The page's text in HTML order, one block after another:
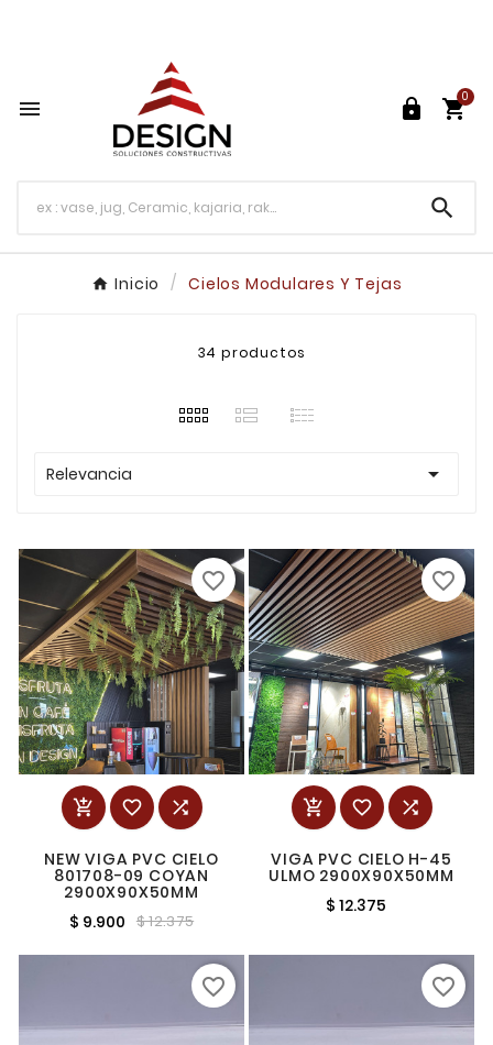
  
0

Inicio Cielos Modulares Y Tejas
34 productos
Relevancia 
  
NEW VIGA PVC CIELO
801708-09 COYAN
2900X90X50MM
$ 9.900 $ 12.375
favorite_border
  
VIGA PVC CIELO H-45
ULMO 2900X90X50MM
$ 12.375
favorite_border
favorite_border favorite_border